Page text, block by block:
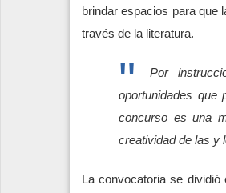
brindar espacios para que
través de la literatura.
Por
oportunidades
concurso es una
creatividad de las y
La convocatoria se